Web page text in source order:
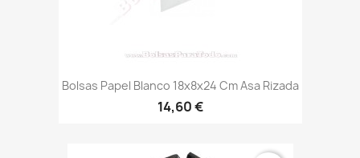
Bolsas Papel Blanco 18x8x24 Cm Asa Rizada
14,60 €